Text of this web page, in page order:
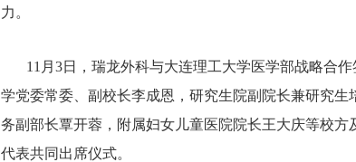
力。
11月3日，瑞龙外科与大连理工大学医学部战略合
学党委常委、副校长李成恩，研究生院副院长兼研究
务副部长覃开蓉，附属妇女儿童医院院长王大庆等校
代表共同出席仪式。